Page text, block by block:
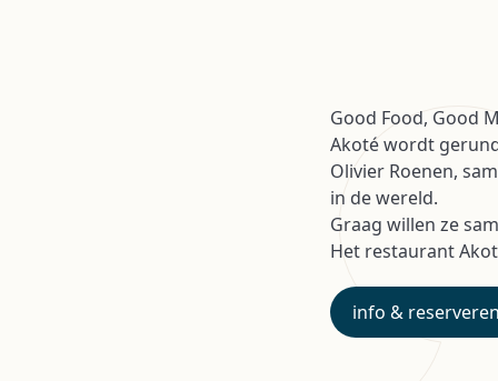
Good Food, Good
Akoté wordt
Olivier Roenen,
in de wereld.
Graag willen ze
Het restaurant
info &